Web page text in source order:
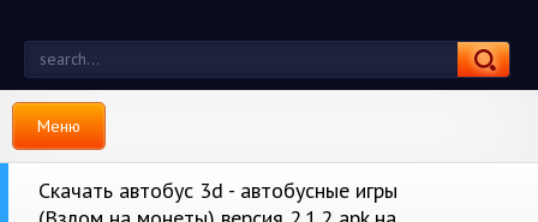
Меню
Скачать автобус 3d - автобусные игры